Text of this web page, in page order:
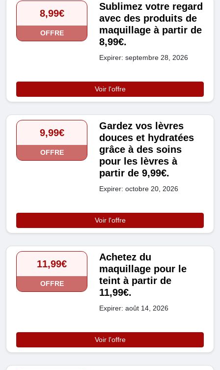
8,99€
OFFRE
Sublimez votre regard
avec des produits de
maquillage à partir de
8,99€.
Expirer: septembre 28, 2026
Voir l'offre
9,99€
OFFRE
Gardez vos lèvres
douces et hydratées
grâce à des soins
pour les lèvres à
partir de 9,99€.
Expirer: octobre 20, 2026
Voir l'offre
11,99€
OFFRE
Achetez du
maquillage pour le
teint à partir de
11,99€.
Expirer: août 14, 2026
Voir l'offre